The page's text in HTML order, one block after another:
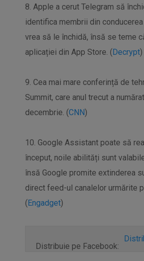
8. Apple a cerut Telegram să
identifica membrii din
vrea să le închidă, însă se teme
aplicației din App Store. (Decrypt)
9. Cea mai mare conferință de
Summit, care anul trecut a
decembrie. (CNN)
10. Google Assistant poate să
început, noile abilități sunt
însă Google promite extinderea
direct feed-ul canalelor urmărite
(Engadget)
Distribuie pe Facebook: